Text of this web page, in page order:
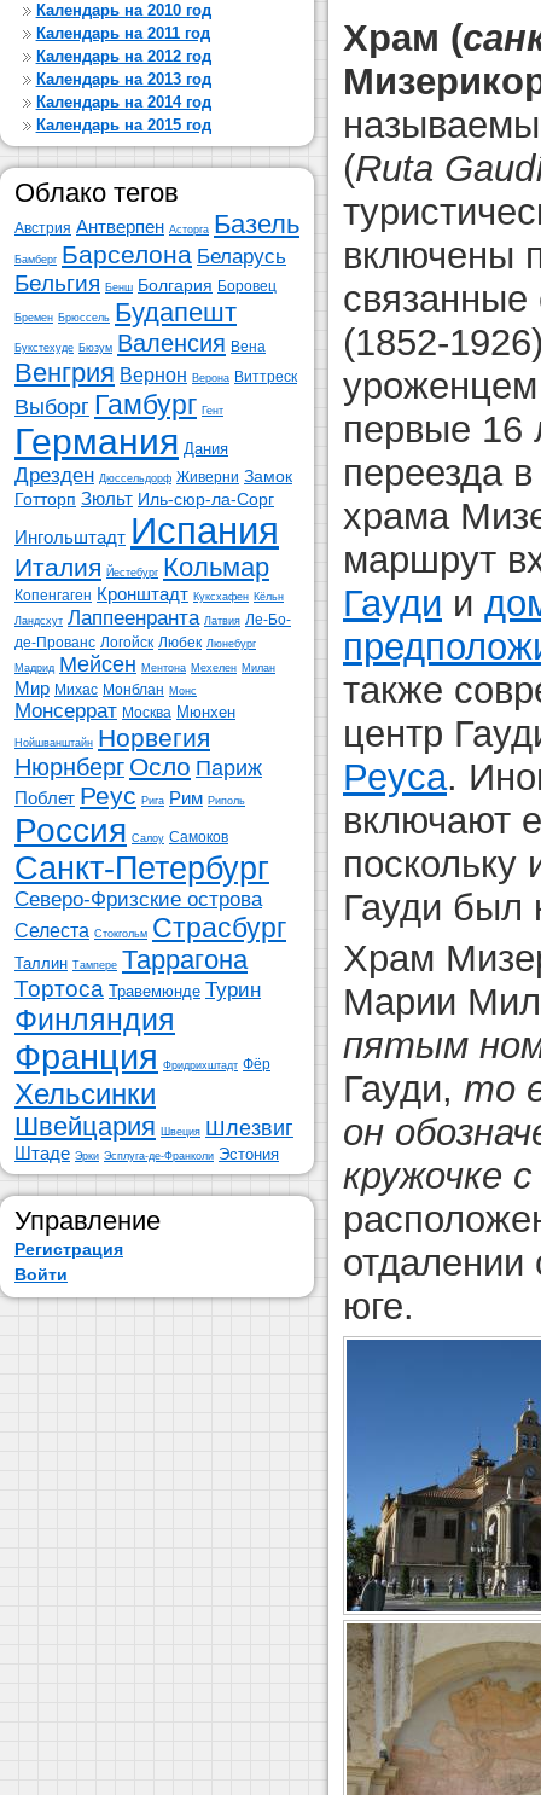
Календарь на 2010 год
Календарь на 2011 год
Календарь на 2012 год
Календарь на 2013 год
Календарь на 2014 год
Календарь на 2015 год
Облако тегов
Австрия Антверпен Асторга Базель
Бамберг Барселона Беларусь
Бельгия Бенш Болгария Боровец
Бремен Брюссель Будапешт
Букстехуде Бюзум Валенсия Вена
Венгрия Вернон Верона Виттреск
Выборг Гамбург Гент
Германия Дания
Дрезден Дюссельдорф Живерни Замок
Готторп Зюльт Иль-сюр-ла-Сорг
Ингольштадт Испания
Италия Йестебург Кольмар
Копенгаген Кронштадт Куксхафен Кёльн
Ландсхут Лаппеенранта Латвия Ле-Бо-
де-Прованс Логойск Любек Люнебург
Мадрид Мейсен Ментона Мехелен Милан
Мир Михас Монблан Монс
Монсеррат Москва Мюнхен
Нойшванштайн Норвегия
Нюрнберг Осло Париж
Поблет Реус Рига Рим Риполь
Россия Салоу Самоков
Санкт-Петербург
Северо-Фризские острова
Селеста Стокгольм Страсбург
Таллин Тампере Таррагона
Тортоса Травемюнде Турин
Финляндия
Франция Фридрихштадт Фёр
Хельсинки
Швейцария Швеция Шлезвиг
Штаде Эрки Эсплуга-де-Франколи Эстония
Управление
Регистрация
Войти
Храм (
(Ruta
включены
(1852-
первые 16
переезда
храма
маршрут
Гауди и
также
центр
Реуса.
включают
поскольку
Гауди был
Храм
Марии
пятым
Гауди, то
он
кружочке
отдалении
юге.